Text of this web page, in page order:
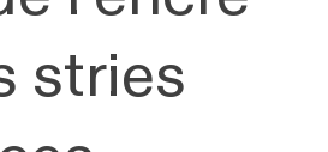
stries